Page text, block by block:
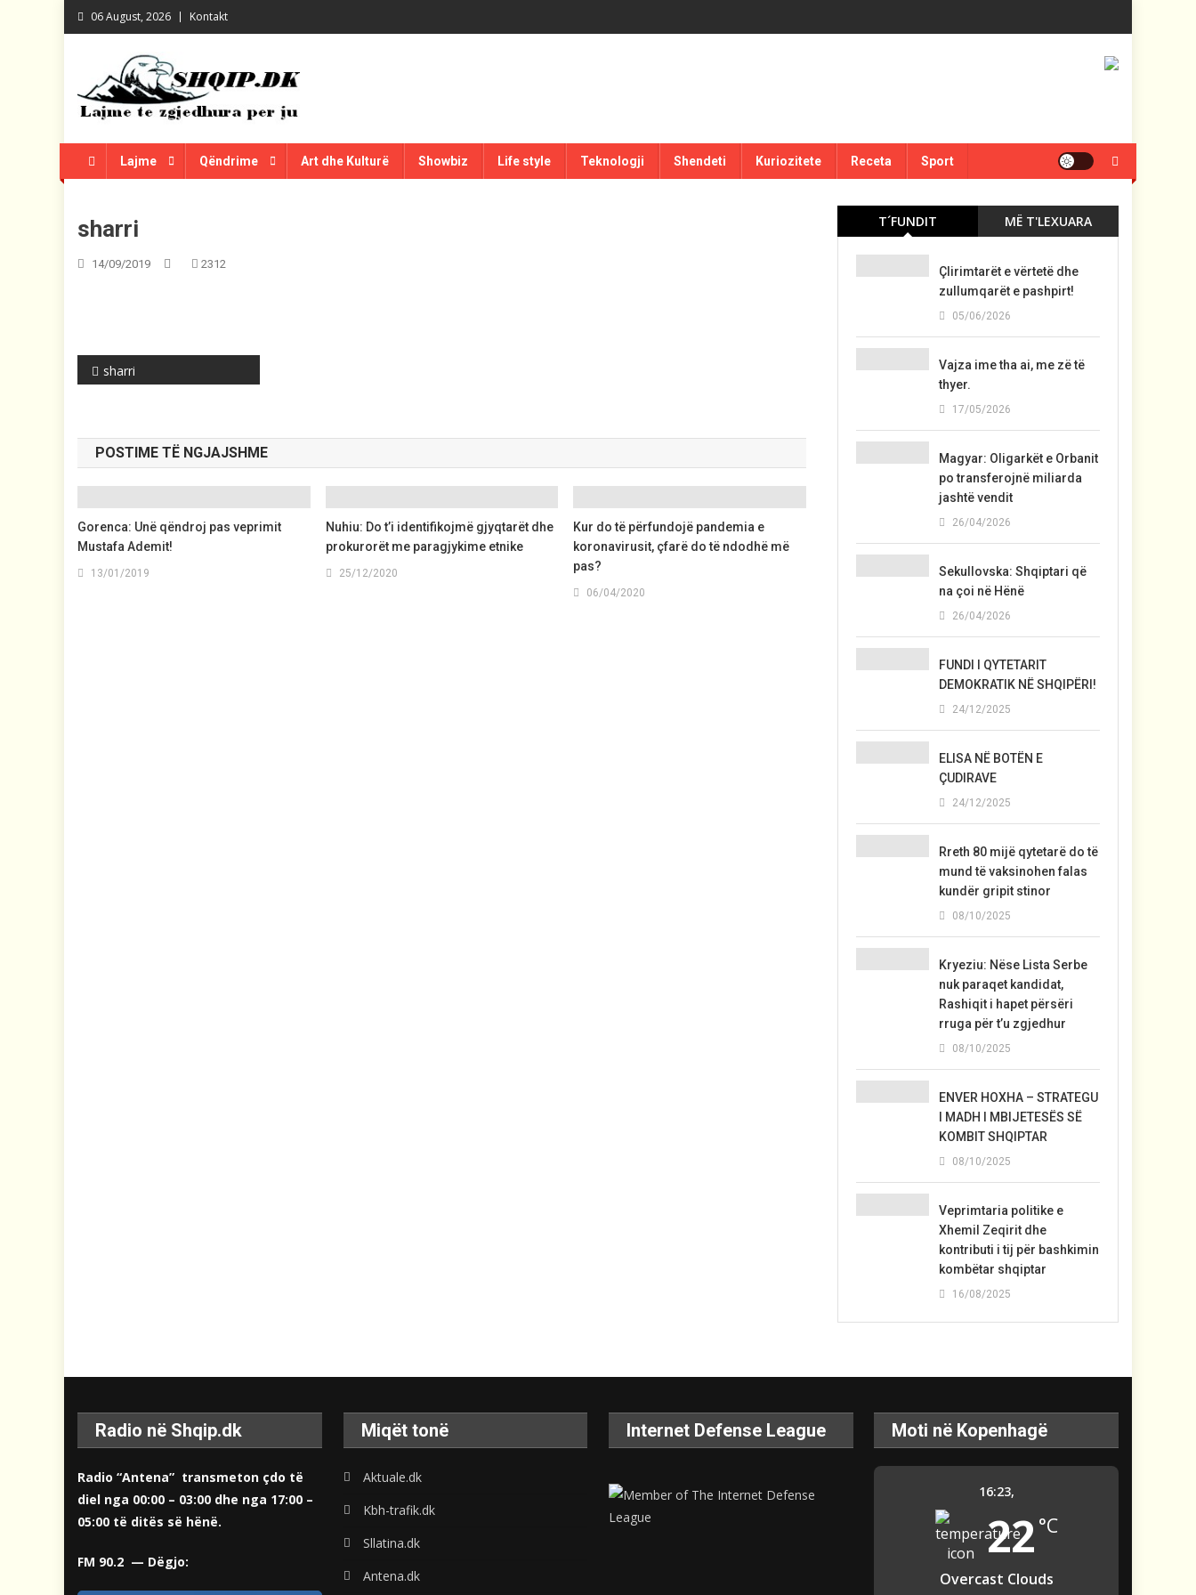
Skip
to
06 August, 2026 Kontakt
Lajme Qëndrime Art dhe Kulturë Showbiz Life style Teknologji Shendeti Kuriozitete Receta Sport
sharri
14/09/2019 2312
Post
navigation
sharri
POSTIME TË NGJAJSHME
Gorenca: Unë qëndroj pas veprimit
Mustafa Ademit!
13/01/2019
Nuhiu: Do t’i identifikojmë gjyqtarët dhe
prokurorët me paragjykime etnike
25/12/2020
Kur do të përfundojë pandemia e
koronavirusit, çfarë do të ndodhë më
pas?
06/04/2020
T´FUNDIT MË T'LEXUARA
Çlirimtarët e vërtetë dhe
zullumqarët e pashpirt!
05/06/2026
Vajza ime tha ai, me zë të
thyer.
17/05/2026
Magyar: Oligarkët e Orbanit
po transferojnë miliarda
jashtë vendit
26/04/2026
Sekullovska: Shqiptari që
na çoi në Hënë
26/04/2026
FUNDI I QYTETARIT
DEMOKRATIK NË SHQIPËRI!
24/12/2025
ELISA NË BOTËN E
ÇUDIRAVE
24/12/2025
Rreth 80 mijë qytetarë do të
mund të vaksinohen falas
kundër gripit stinor
08/10/2025
Kryeziu: Nëse Lista Serbe
nuk paraqet kandidat,
Rashiqit i hapet përsëri
rruga për t’u zgjedhur
08/10/2025
ENVER HOXHA – STRATEGU
I MADH I MBIJETESËS SË
KOMBIT SHQIPTAR
08/10/2025
Veprimtaria politike e
Xhemil Zeqirit dhe
kontributi i tij për bashkimin
kombëtar shqiptar
16/08/2025
Radio në Shqip.dk
Radio “Antena” transmeton çdo të
diel nga 00:00 – 03:00 dhe nga 17:00 –
05:00 të ditës së hënë.
FM 90.2 — Dëgjo:
Miqët tonë
Aktuale.dk
Kbh-trafik.dk
Sllatina.dk
Antena.dk
Internet Defense League Moti në Kopenhagë
16:23,
22 °C
Overcast Clouds